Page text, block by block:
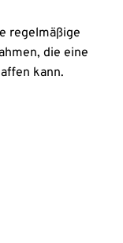
regelmäßige
die eine
kann.